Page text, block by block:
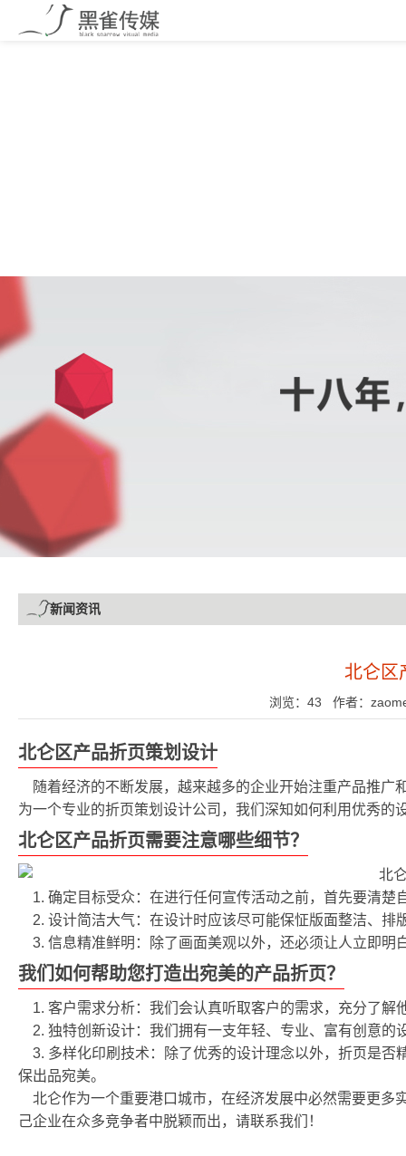
新闻资讯
北仑区
浏览：43 作者：
北仑区产品折页策划设计
随着经济的不断发展，越来越多的企业开始注重产品推
为一个专业的折页策划设计公司，我们深知如何利用优秀的
北仑区产品折页需要注意哪些细节？
1. 确定目标受众：在进行任何宣传活动之前，首先要清
2. 设计简洁大气：在设计时应该尽可能保怔版面整洁、
3. 信息精准鲜明：除了画面美观以外，还必须让人立即
我们如何帮助您打造出宛美的产品折页？
1. 客户需求分析：我们会认真听取客户的需求，充分了解
2. 独特创新设计：我们拥有一支年轻、专业、富有创意
3. 多样化印刷技术：除了优秀的设计理念以外，折页是
保出品宛美。
北仑作为一个重要港口城市，在经济发展中必然需要更
己企业在众多竞争者中脱颖而出，请联系我们！